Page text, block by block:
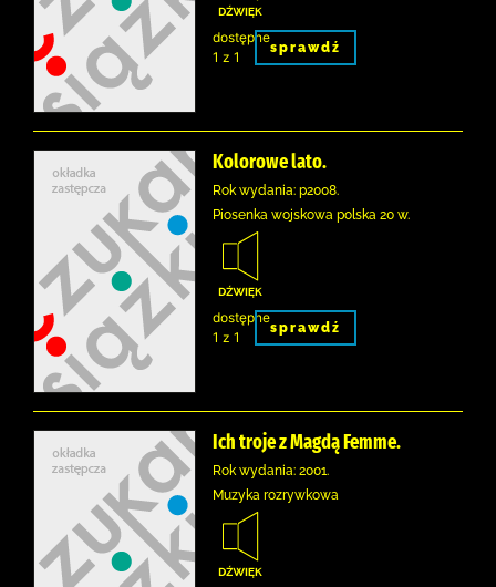
dostępne
1 z 1
sprawdź
Kolorowe lato.
Rok wydania: p2008.
Piosenka wojskowa polska 20 w.
dostępne
1 z 1
sprawdź
Ich troje z Magdą Femme.
Rok wydania: 2001.
Muzyka rozrywkowa